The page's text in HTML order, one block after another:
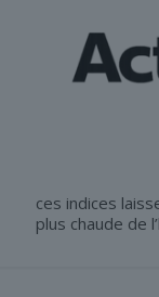
ces indices
plus chaude de